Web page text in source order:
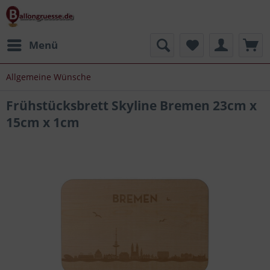
Menü
Allgemeine Wünsche
Frühstücksbrett Skyline Bremen 23cm x
15cm x 1cm